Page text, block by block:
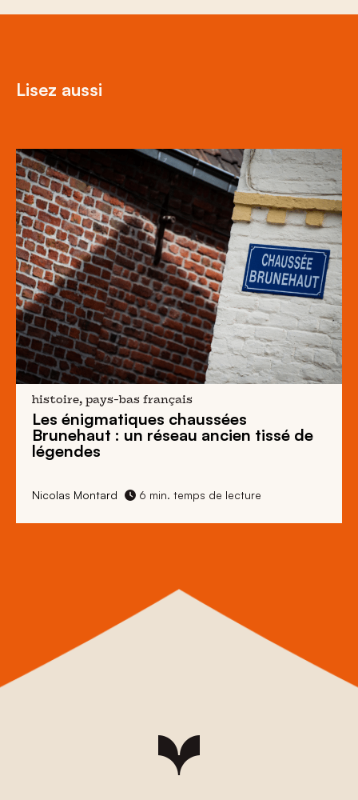
Lisez aussi
histoire, pays-bas français
Les énigmatiques chaussées
Brunehaut : un réseau ancien tissé de
légendes
Nicolas Montard 6 min. temps de lecture